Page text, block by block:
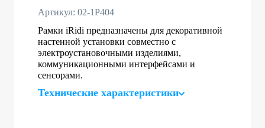
Артикул: 02-1P404
Рамки iRidi предназначены для декоративной
настенной установки совместно с
электроустановочными изделиями,
коммуникационными интерфейсами и
сенсорами.
Технические характеристики